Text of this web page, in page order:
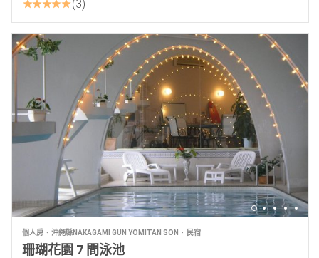
3
個人房 沖繩縣NAKAGAMI GUN YOMITAN SON 民宿
珊瑚花園 7 間泳池